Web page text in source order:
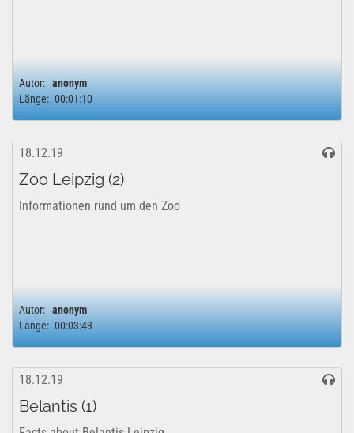
Autor: anonym
Länge: 00:01:10
18.12.19
Zoo Leipzig (2)
Informationen rund um den Zoo
Autor: anonym
Länge: 00:03:43
18.12.19
Belantis (1)